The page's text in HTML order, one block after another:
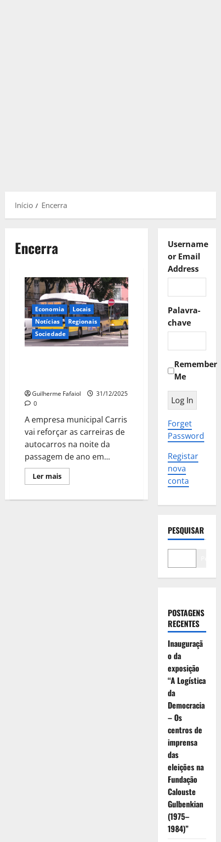
Início Encerra
Encerra
Economia
Locais
Notícias
Regionais
Sociedade
Guilherme Fafaiol
31/12/2025
0
A empresa municipal Carris
vai reforçar as carreiras de
autocarros na noite da
passagem de ano em...
Ler maisLeia
mais
reforça
Username
or Email
Address
Palavra-
chave
Remember
Me
Forget
Password
Registar
nova
conta
PESQUISAR
POSTAGENS
RECENTES
Inauguraçã
o da
exposição
“A Logística
da
Democracia
– Os
centros de
imprensa
das
eleições na
Fundação
Calouste
Gulbenkian
(1975–
1984)”